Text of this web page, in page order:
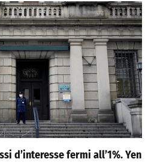
d’interesse fermi all’1%. Yen